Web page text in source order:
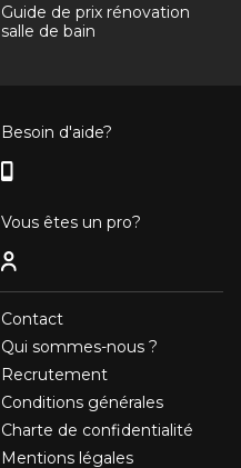
Guide de prix rénovation
salle de bain
Contact
Qui sommes-nous ?
Recrutement
Conditions générales
Charte de confidentialité
Mentions légales
Besoin d'aide?
Vous êtes un pro?